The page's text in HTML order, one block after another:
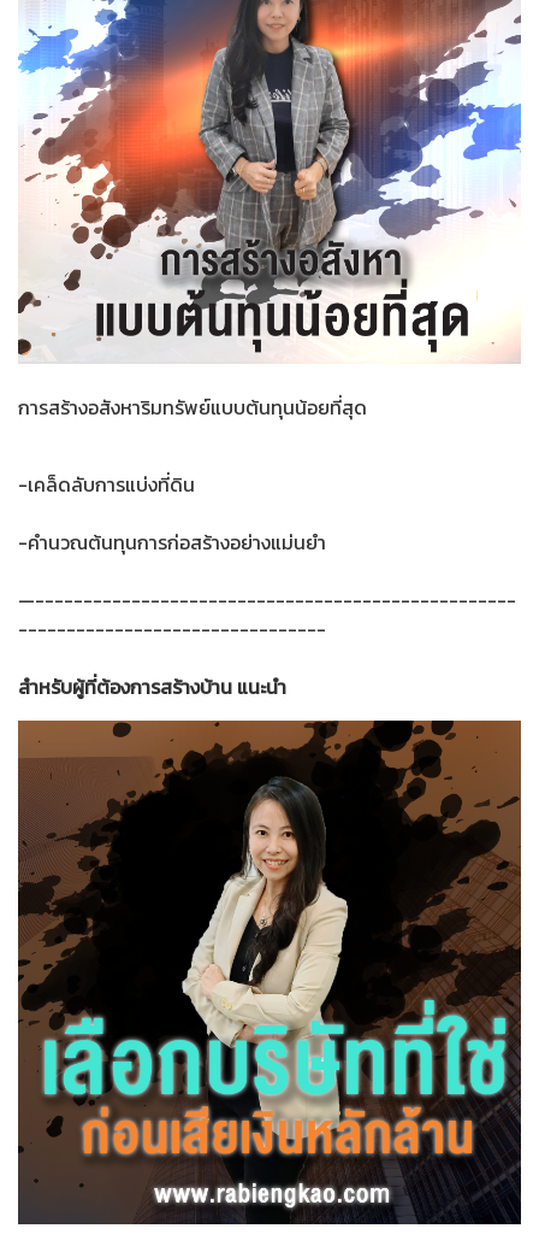
การสร้างอสังหาริมทรัพย์แบบต้นทุนน้อยที่สุด
-เคล็ดลับการแบ่งที่ดิน
-คำนวณต้นทุนการก่อสร้างอย่างแม่นยำ
—--------------------------------------------------
--------------------------------
สำหรับผู้ที่ต้องการสร้างบ้าน แนะนำ